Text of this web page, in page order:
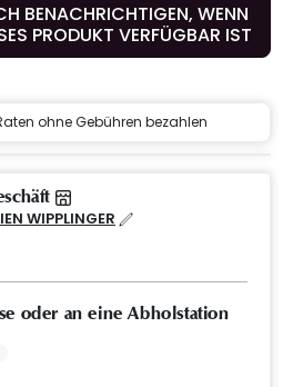
BENACHRICHTIGEN, WENN
PRODUKT VERFÜGBAR IST
ohne Gebühren bezahlen
WIPPLINGER
oder an eine Abholstation